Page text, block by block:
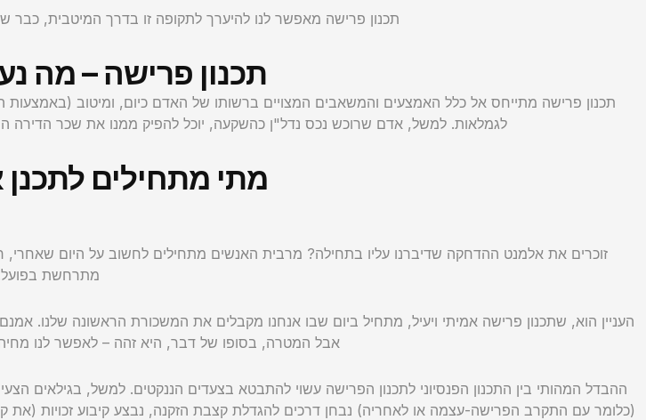
תכנון פרישה מאפשר לנו להיערך לתקופה זו בדרך המיטבית,
תכנון פרישה – מה
תכנון פרישה מתייחס אל כלל האמצעים והמשאבים המצויים ברשותו של האדם כיום, ומיטוב
לגמלאות. למשל, אדם שרוכש נכס נדל"ן כהשקעה, יוכל להפיק ממנו את שכר הדירה
מתי מתחילים
זוכרים את אלמנט ההדחקה שדיברנו עליו בתחילה? מרבית האנשים מתחילים לחשוב על היום
מתרחשת
העניין הוא, שתכנון פרישה אמיתי ויעיל, מתחיל ביום שבו אנחנו מקבלים את המשכורת הראשונה שלנו.
אבל המטרה, בסופו של דבר, היא זהה – לאפשר לנו
ההבדל המהותי בין התכנון הפנסיוני לתכנון הפרישה עשוי להתבטא בצעדים הננקטים. למשל, בגילאים
(כלומר עם התקרב הפרישה-עצמה או לאחריה) נבחן דרכים להגדלת קצבת הזקנה, נבצע קיבוע זכויות